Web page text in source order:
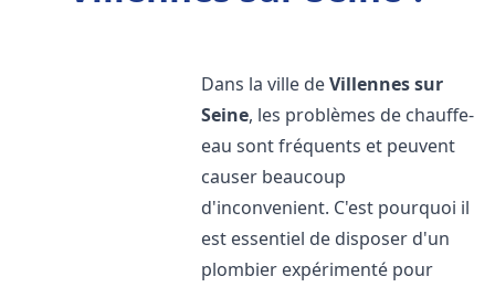
Dans la ville deVillennes sur
Seine, les problèmes de chauffe-
eau sont fréquents et peuvent
causer beaucoup
d'inconvenient. C'est pourquoi il
est essentiel de disposer d'un
plombier expérimenté pour